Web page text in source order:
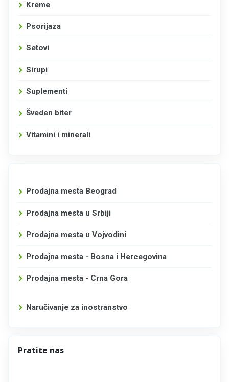
Kreme
Psorijaza
Setovi
Sirupi
Suplementi
Šveden biter
Vitamini i minerali
Prodajna mesta Beograd
Prodajna mesta u Srbiji
Prodajna mesta u Vojvodini
Prodajna mesta - Bosna i Hercegovina
Prodajna mesta - Crna Gora
Naručivanje za inostranstvo
Pratite nas